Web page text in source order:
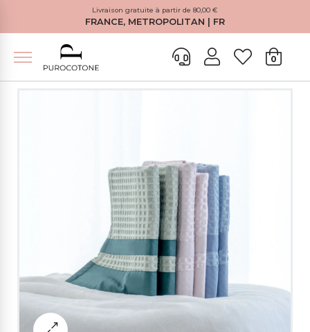
Livraison gratuite à partir de 80,00 €
FRANCE, METROPOLITAN | FR
0